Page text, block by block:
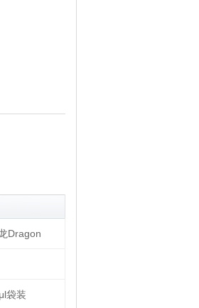
Dragon
袋装